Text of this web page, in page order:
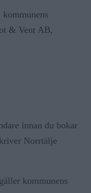
& Vent AB,
innan du bokar
Norrtälje
kommunens